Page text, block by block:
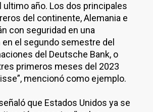
ultimo año. Los dos principales
del continente, Alemania e
con seguridad en una
el segundo semestre del
del Deutsche Bank, o
primeros meses del 2023
mencionó como ejemplo.
que Estados Unidos ya se